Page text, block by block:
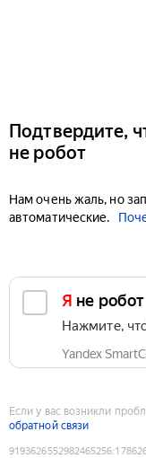
Подтвердите,
не робот
Нам очень жаль, но
автоматические.
Я не робот
Нажмите,
Yandex
Если у вас возникли
обратной связи
9193626552982465256: